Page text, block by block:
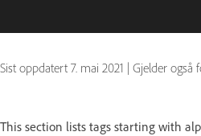
Sist oppdatert 7. mai 2021 | Gjelder også
This section lists tags starting with